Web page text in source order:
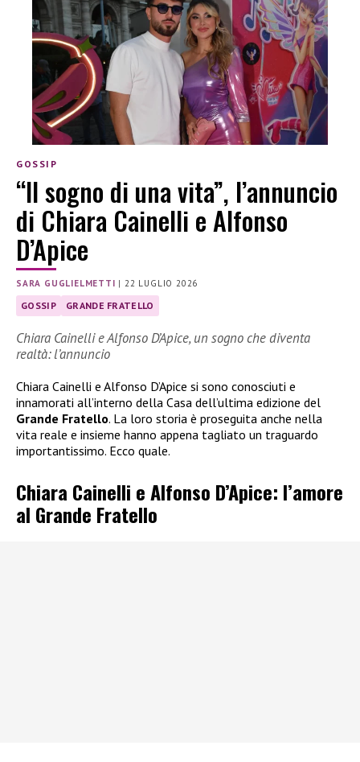
GOSSIP
“Il sogno di una vita”, l’annuncio
di Chiara Cainelli e Alfonso
D’Apice
SARA GUGLIELMETTI |22 LUGLIO 2026
GOSSIP GRANDE FRATELLO
Chiara Cainelli e Alfonso D’Apice, un sogno che diventa
realtà: l’annuncio
Chiara Cainelli e Alfonso D’Apice si sono conosciuti e
innamorati all’interno della Casa dell’ultima edizione del
Grande Fratello. La loro storia è proseguita anche nella
vita reale e insieme hanno appena tagliato un traguardo
importantissimo. Ecco quale.
Chiara Cainelli e Alfonso D’Apice: l’amore
al Grande Fratello